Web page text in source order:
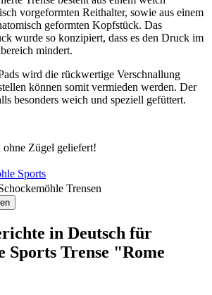
vorgeformten Reithalter, sowie aus einem
geformten Kopfstück. Das
wurde so konzipiert, dass es den Druck im
mindert.
wird die rückwertige Verschnallung
können somit vermieden werden. Der
besonders weich und speziell gefüttert.
Zügel geliefert!
Sports
Trensen
in Deutsch für
Sports Trense "Rome